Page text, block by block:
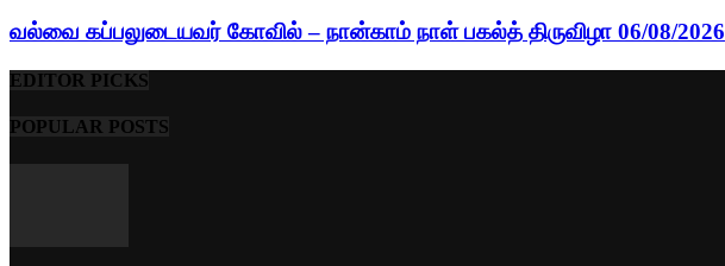
வல்வை கப்பலுடையவர் கோவில் – நான்காம் நாள் பகல்த் திருவிழா 06/08/2026
EDITOR PICKS
POPULAR POSTS